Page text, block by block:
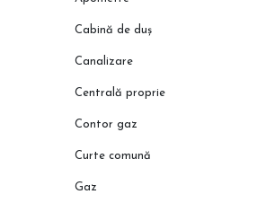
Cabină de duș
Canalizare
Centrală proprie
Contor gaz
Curte comună
Gaz